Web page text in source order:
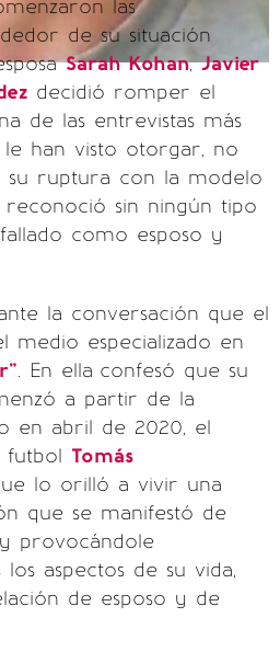
las
de su situación
Sarah Kohan,Javier
decidió romper el
de las entrevistas más
le han visto otorgar, no
su ruptura con la modelo
reconoció sin ningún tipo
como esposo y
la conversación que el
medio especializado en
. En ella confesó que su
a partir de la
en abril de 2020, el
futbol Tomás
lo orilló a vivir una
que se manifestó de
provocándole
aspectos de su vida,
de esposo y de